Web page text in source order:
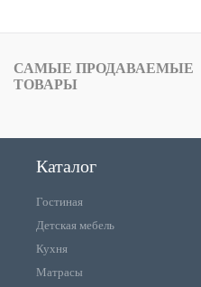
САМЫЕ ПРОДАВАЕМЫЕ
ТОВАРЫ
Каталог
Гостиная
Детская мебель
Кухня
Матрасы